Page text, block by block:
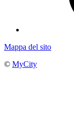
Mappa del sito
© MyCity